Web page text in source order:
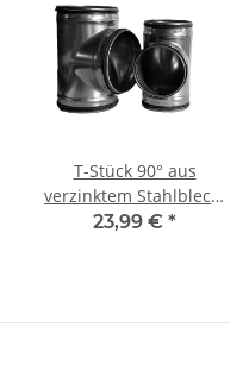
T-Stück 90° aus
verzinktem Stahlblech,
mit Dichtung, Ø 250
23,99 € *